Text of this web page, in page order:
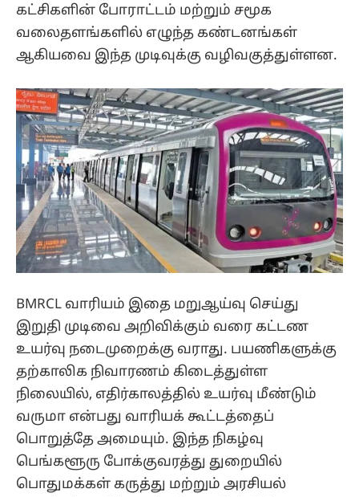
கட்சிகளின் போராட்டம் மற்றும் சமூக
வலைதளங்களில் எழுந்த கண்டனங்கள்
ஆகியவை இந்த முடிவுக்கு வழிவகுத்துள்ளன.
BMRCL வாரியம் இதை மறுஆய்வு செய்து
இறுதி முடிவை அறிவிக்கும் வரை கட்டண
உயர்வு நடைமுறைக்கு வராது. பயணிகளுக்கு
தற்காலிக நிவாரணம் கிடைத்துள்ள
நிலையில், எதிர்காலத்தில் உயர்வு மீண்டும்
வருமா என்பது வாரியக் கூட்டத்தைப்
பொறுத்தே அமையும். இந்த நிகழ்வு
பெங்களூரு போக்குவரத்து துறையில்
பொதுமக்கள் கருத்து மற்றும் அரசியல்